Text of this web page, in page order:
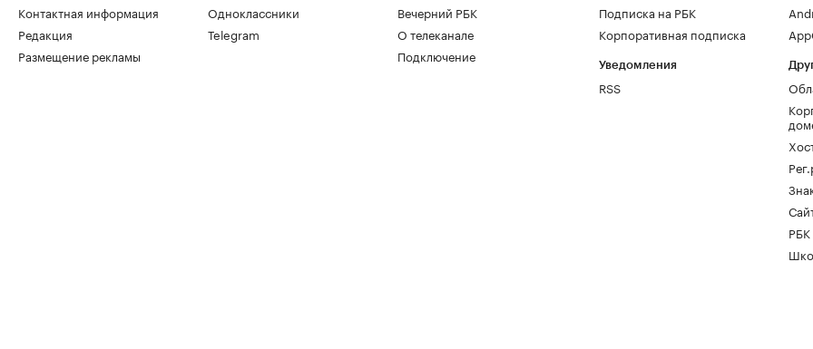
Контактная информация
Редакция
Размещение рекламы
Одноклассники
Telegram
Вечерний РБК
О телеканале
Подключение
Подписка на РБК
Корпоративная подписка
Уведомления
RSS